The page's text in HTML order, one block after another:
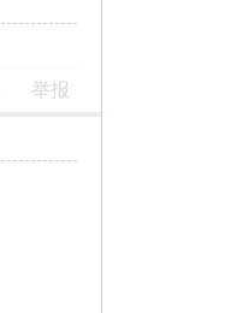
举报